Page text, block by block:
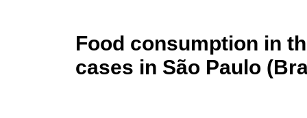
Food consumption in
cases in São Paulo